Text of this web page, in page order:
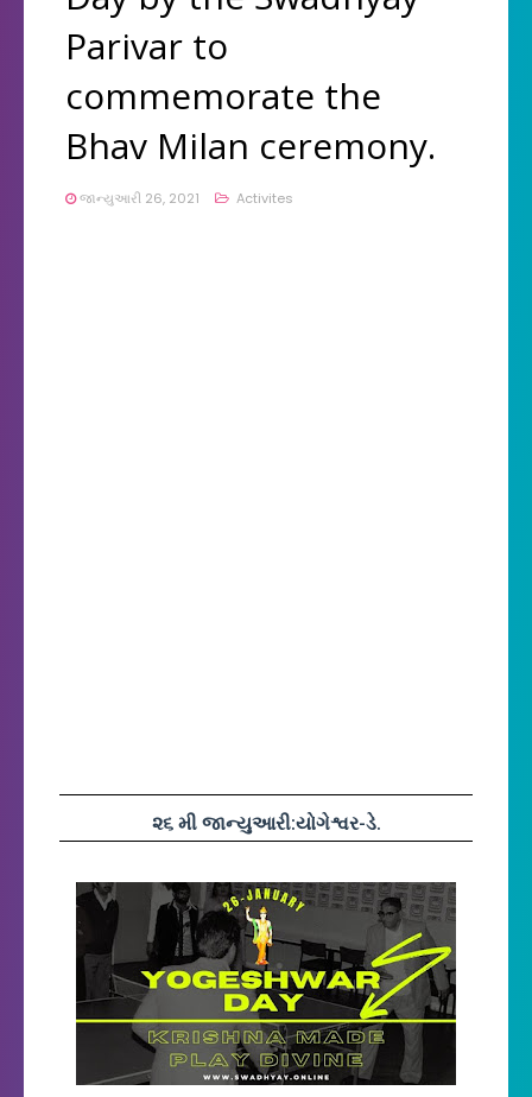
Parivar to
commemorate the
Bhav Milan ceremony.
જાન્યુઆરી 26, 2021 Activites
૨૬ મી જાન્યુઆરી:યોગેશ્વર-ડે.